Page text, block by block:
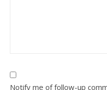
Notify me of follow-up